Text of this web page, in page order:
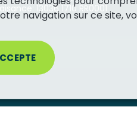
13036 1710 RR0001
navigation sur ce site,